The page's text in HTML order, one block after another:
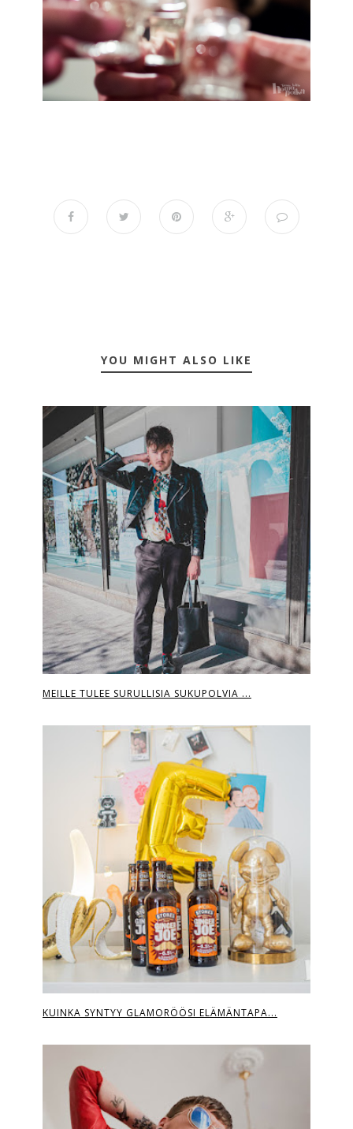
YOU MIGHT ALSO LIKE
MEILLE TULEE SURULLISIA SUKUPOLVIA ...
KUINKA SYNTYY GLAMORÖÖSI ELÄMÄNTAPA...